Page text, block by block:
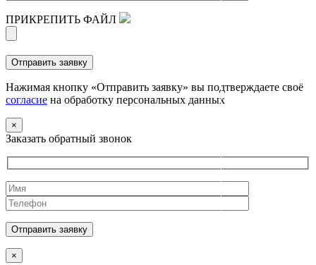
ПРИКРЕПИТЬ ФАЙЛ
Нажимая кнопку «Отправить заявку» вы подтверждаете своё
согласие на обработку персональных данных
×
Заказать обратный звонок
×